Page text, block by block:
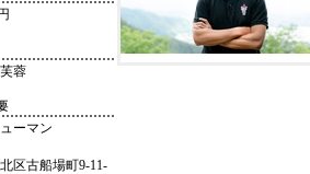
蓉
ーマン
区古船場町9-11-